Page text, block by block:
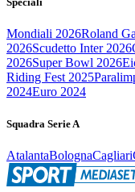
Mondiali 2026Roland
2026Scudetto Inter 2026
2026Super Bowl 2026
Riding Fest 2025
2024Euro 2024
Squadra Serie A
AtalantaBolognaCagliari